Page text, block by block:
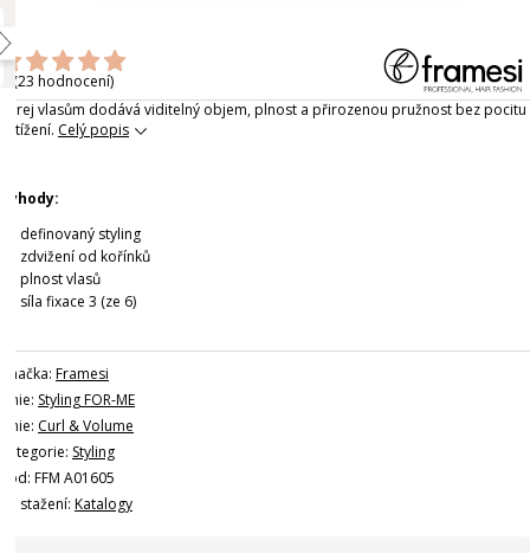
(23 hodnocení)
Sprej vlasům dodává viditelný objem, plnost a přirozenou pružnost bez pocitu
zatížení. Celý popis
Výhody:
definovaný styling
zdvižení od kořínků
plnost vlasů
síla fixace 3 (ze 6)
Značka: Framesi
Linie: Styling FOR-ME
Linie: Curl & Volume
Kategorie: Styling
Kód: FFM A01605
Ke stažení: Katalogy